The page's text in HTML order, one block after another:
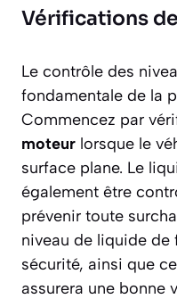
Vérifications
Le contrôle des
fondamentale de la
Commencez par
moteur lorsque le
surface plane. Le
également être
prévenir toute
niveau de liquide de
sécurité, ainsi que
assurera une bonne